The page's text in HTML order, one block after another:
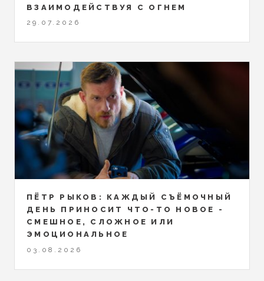
ВЗАИМОДЕЙСТВУЯ С ОГНЕМ
29.07.2026
ПЁТР РЫКОВ: КАЖДЫЙ СЪЁМОЧНЫЙ
ДЕНЬ ПРИНОСИТ ЧТО-ТО НОВОЕ -
СМЕШНОЕ, СЛОЖНОЕ ИЛИ
ЭМОЦИОНАЛЬНОЕ
03.08.2026